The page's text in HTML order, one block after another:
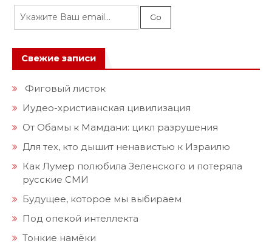
Свежие записи
Фиговый листок
Иудео-христианская цивилизация
От Обамы к Мамдани: цикл разрушения
Для тех, кто дышит ненавистью к Израилю
Как Лумер полюбила Зеленского и потеряла
русские СМИ
Будущее, которое мы выбираем
Под опекой интеллекта
Тонкие намёки